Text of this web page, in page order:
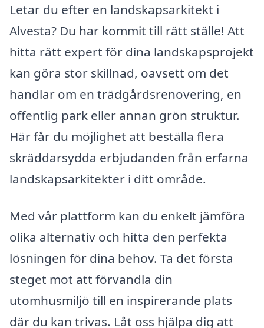
Letar du efter en landskapsarkitekt i
Alvesta? Du har kommit till rätt ställe! Att
hitta rätt expert för dina landskapsprojekt
kan göra stor skillnad, oavsett om det
handlar om en trädgårdsrenovering, en
offentlig park eller annan grön struktur.
Här får du möjlighet att beställa flera
skräddarsydda erbjudanden från erfarna
landskapsarkitekter i ditt område.
Med vår plattform kan du enkelt jämföra
olika alternativ och hitta den perfekta
lösningen för dina behov. Ta det första
steget mot att förvandla din
utomhusmiljö till en inspirerande plats
där du kan trivas. Låt oss hjälpa dig att